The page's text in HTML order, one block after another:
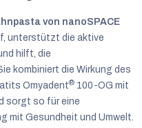
von nanoSPACE
unterstützt die aktive
hilft, die
kombiniert die Wirkung des
Omyadent® 100-OG mit
sorgt so für eine
mit Gesundheit und Umwelt.